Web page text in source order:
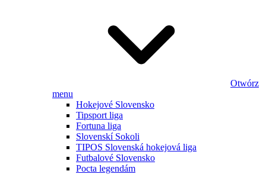
Otwórz
menu
Hokejové Slovensko
Tipsport liga
Fortuna liga
Slovenskí Sokoli
TIPOS Slovenská hokejová liga
Futbalové Slovensko
Pocta legendám